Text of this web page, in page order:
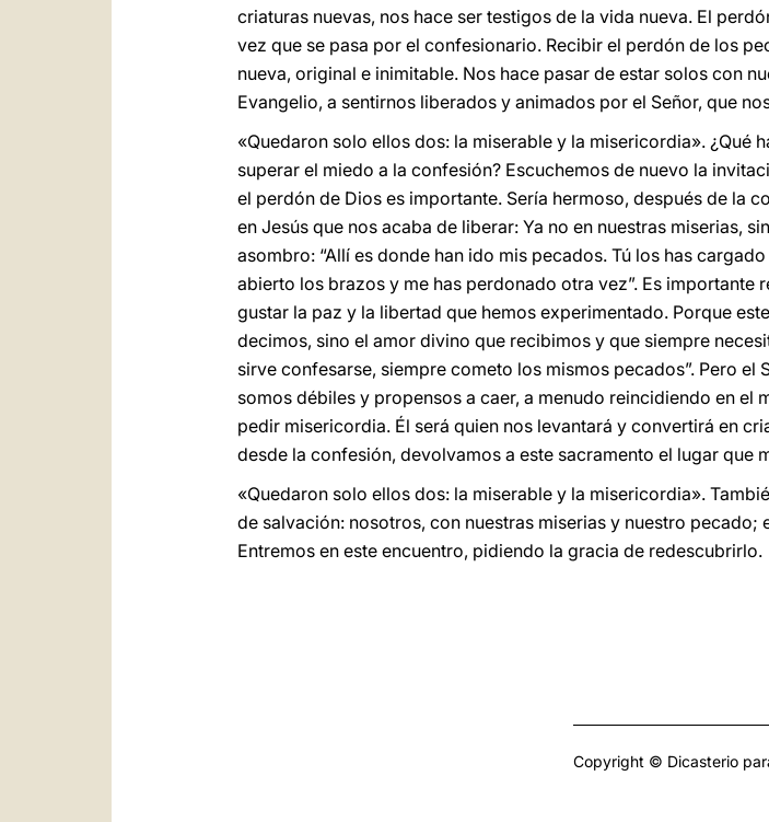
criaturas nuevas, nos hace ser testigos de la vida nueva. El
vez que se pasa por el confesionario. Recibir el perdón de los
nueva, original e inimitable. Nos hace pasar de estar solos con
Evangelio, a sentirnos liberados y animados por el Señor, que
«Quedaron solo ellos dos: la miserable y la misericordia». ¿Qué
superar el miedo a la confesión? Escuchemos de nuevo la
el perdón de Dios es importante. Sería hermoso, después de la
en Jesús que nos acaba de liberar: Ya no en nuestras miserias,
asombro: “Allí es donde han ido mis pecados. Tú los has
abierto los brazos y me has perdonado otra vez”. Es
gustar la paz y la libertad que hemos experimentado. Porque
decimos, sino el amor divino que recibimos y que siempre
sirve confesarse, siempre cometo los mismos pecados”. Pero
somos débiles y propensos a caer, a menudo reincidiendo en el
pedir misericordia. Él será quien nos levantará y convertirá en
desde la confesión, devolvamos a este sacramento el lugar que
«Quedaron solo ellos dos: la miserable y la misericordia».
de salvación: nosotros, con nuestras miserias y nuestro pecado;
Entremos en este encuentro, pidiendo la gracia de redescubrirlo.
Copyright © Dicasterio